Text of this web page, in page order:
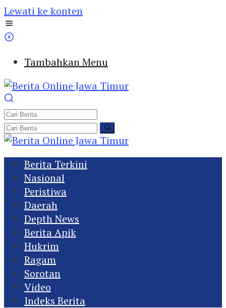
Lewati ke konten
Tambahkan Menu
Berita Terkini
Nasional
Peristiwa
Daerah
Depth News
Berita Apik
Hukrim
Ragam
Sorotan
Video
Indeks Berita